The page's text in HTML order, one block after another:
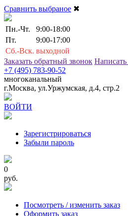
Сравнить выбраное ✖
Пн.-Чт.
9:00-18:00
Пт.
9:00-17:00
Сб.-Вск. выходной
Заказать обратный звонок
+7 (495) 783-90-52
многоканальный
г.Москва, ул.Уржумская, д.4, стр.2
ВОЙТИ
Зарегистрироваться
Забыли пароль
0
руб.
Посмотреть / изменить заказ
Оформить заказ